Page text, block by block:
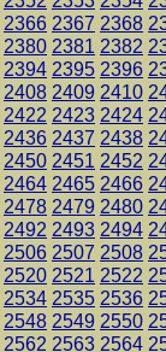
2366 2367 2368
2380 2381 2382
2394 2395 2396
2408 2409 2410
2422 2423 2424
2436 2437 2438
2450 2451 2452
2464 2465 2466
2478 2479 2480
2492 2493 2494
2506 2507 2508
2520 2521 2522
2534 2535 2536
2548 2549 2550
2562 2563 2564